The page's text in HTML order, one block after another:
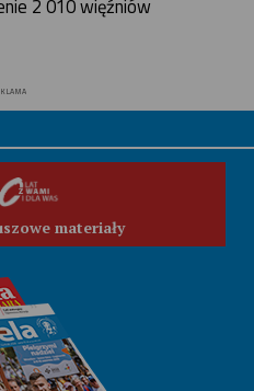
2 010 więźniów
materiały